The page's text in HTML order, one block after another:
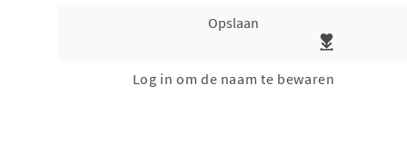
Opslaan
Log in om de naam te bewaren